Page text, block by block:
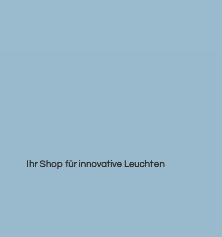
Ihr Shop fürinnovative Leuchten